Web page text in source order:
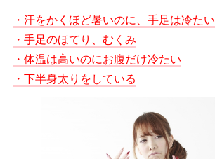
・汗をかくほど暑いのに、手足は冷たい
・手足のほてり、むくみ
・体温は高いのにお腹だけ冷たい
・下半身太りをしている